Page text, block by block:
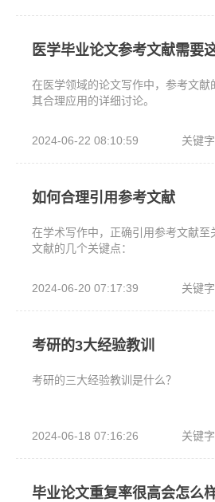
医学毕业论文参考文献需要
在医学领域的论文写作中，参考文
其合理应用的详细讨论。
2024-06-22 08:10:59 关键字
如何合理引用参考文献
在学术写作中，正确引用参考文献
文献的几个关键点：
2024-06-20 07:17:39 关键字
考研的3大经验教训
考研的三大经验教训是什么？
2024-06-18 07:16:26 关键字
毕业论文重复率很高会怎么样